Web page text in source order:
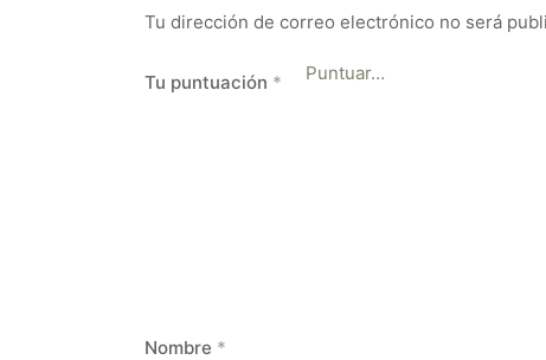
Tu dirección de correo electrónico no será
Tu puntuación *
Nombre *